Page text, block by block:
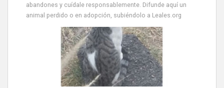
abandones y cuídale responsablemente. Difunde aquí un
animal perdido o en adopción, subiéndolo a Leales.org